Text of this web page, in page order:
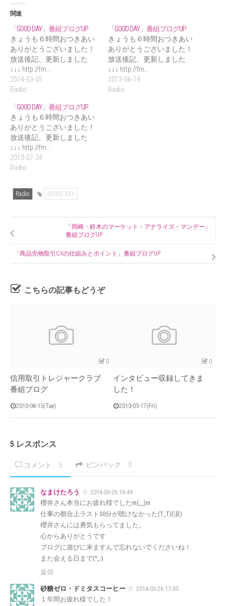
関連
「GOOD DAY」番組ブログUP
きょうも６時間おつきあい
ありがとうございました！
放送後記、更新しました
↓↓↓ http://fm…
2014-03-05
Radio
「GOOD DAY」番組ブログUP
きょうも６時間おつきあい
ありがとうございました！
放送後記、更新しました
↓↓↓ http://fm…
2013-06-19
Radio
「GOOD DAY」番組ブログUP
きょうも６時間おつきあい
ありがとうございました！
放送後記、更新しました
↓↓↓ http://fm…
2013-07-24
Radio
Radio GOOD DAY
「岡崎・鈴木のマーケット・アナライズ・マンデー」
番組ブログUP
「商品先物取引CXの仕組みとポイント」番組ブログUP
こちらの記事もどうぞ
0
信用取引トレジャークラブ
番組ブログ
2010-06-15(Tue)
0
インタビュー収録してきま
した！
2013-05-17(Fri)
5 レスポンス
コメント 5 ピンバック 0
なまけたろう
2014-03-26 16:49
櫻井さん本当にお疲れ様でしたm(__)m
仕事の都合上ラスト30分が聴けなかった(T_T)(涙)
櫻井さんには勇気もらってました。
心からありがとうです
ブログに遊びに来ますんで忘れないでくださいね！
また会える日まで(^_-)
返信
砂糖ゼロ・ドミタスコーヒー
2014-03-26 17:05
１年間お疲れ様でした！